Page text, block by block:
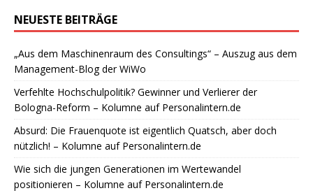
NEUESTE BEITRÄGE
„Aus dem Maschinenraum des Consultings“ – Auszug aus dem
Management-Blog der WiWo
Verfehlte Hochschulpolitik? Gewinner und Verlierer der
Bologna-Reform – Kolumne auf Personalintern.de
Absurd: Die Frauenquote ist eigentlich Quatsch, aber doch
nützlich! – Kolumne auf Personalintern.de
Wie sich die jungen Generationen im Wertewandel
positionieren – Kolumne auf Personalintern.de